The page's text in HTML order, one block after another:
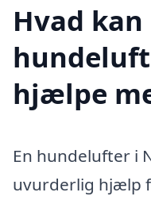
Hvad kan
hjælpe
En hundelufter i
uvurderlig hjælp